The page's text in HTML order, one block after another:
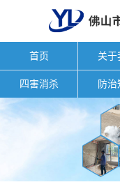
首页 关于
四害消杀 防治